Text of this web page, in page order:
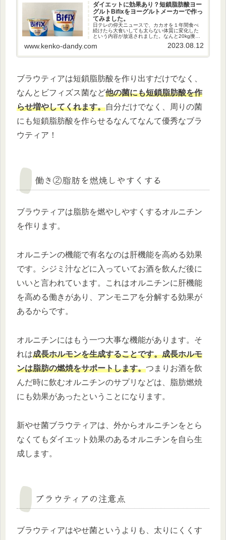
ダイエットに効果あり？短鎖脂肪酸ヨー
グルトBifixをヨーグルトメーカーで作っ
てみました。
日テレの仰天ニュースで、カカオを１年間食べ
続けたら大食いしても太らない体質に変化した
という内容が放送されました。なんと20kg痩せ
その理由は、カカオによって増える短鎖脂肪酸
www.kenko-dandy.com 2023.08.12
ブラウティアは短鎖脂肪酸を作り出すだけでなく、
なんとビフィズス菌など他の菌にも短鎖脂肪酸を作
らせ増やしてくれます。自分だけでなく、周りの菌
にも短鎖脂肪酸を作らせるなんてなんて優秀なブラ
ウティア！
働き②脂肪を燃焼しやすくする
ブラウティアは脂肪を燃やしやすくするオルニチン
を作ります。
オルニチンの機能で有名なのは肝機能を高める効果
です。シジミ汁などに入っていてお酒を飲んだ後に
いいと言われています。これはオルニチンに肝機能
を高める働きがあり、アンモニアを分解する効果が
あるからです。
オルニチンにはもう一つ大事な機能があります。そ
れは成長ホルモンを生成することです。成長ホルモ
ンは脂肪の燃焼をサポートします。つまりお酒を飲
んだ時に飲むオルニチンのサプリなどは、脂肪燃焼
にも効果があったということになります。
新やせ菌ブラウティアは、外からオルニチンをとら
なくてもダイエット効果のあるオルニチンを自ら生
成します。
ブラウティアの注意点
ブラウティアはやせ菌というよりも、太りにくくす